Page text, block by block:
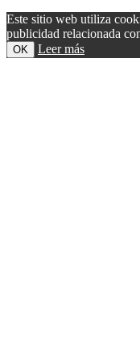
Este sitio web utiliza
publicidad relacionada
OK Leer más